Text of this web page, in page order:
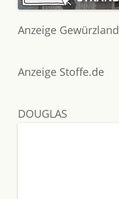
Anzeige Gewürzland
Anzeige Stoffe.de
DOUGLAS